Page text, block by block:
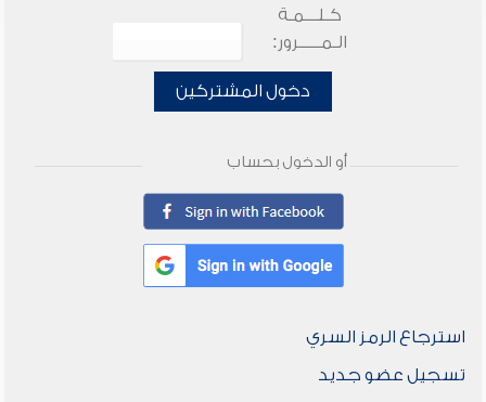
كـلـــمـة
الـمـــــرور:
دخول المشتركين
أو الدخول بحساب
استرجاع الرمز السري
تسجيل عضو جديد